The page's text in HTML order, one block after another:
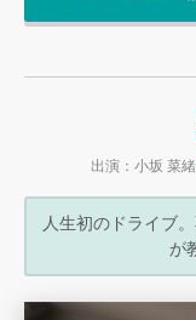
出演：小坂 菜
人生初のドライブ
が